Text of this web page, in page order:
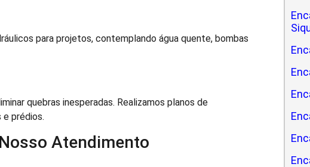
para projetos, contemplando água quente, bombas
quebras inesperadas. Realizamos planos de
e prédios.
Atendimento